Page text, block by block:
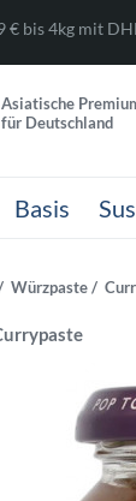
€ bis 4kg mit
Asiatische
für Deutschland
Basis
Würzpaste